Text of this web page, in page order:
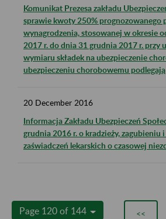
Komunikat Prezesa zakładu
sprawie kwoty 250% prognozowanego
wynagrodzenia, stosowanej w okresie
2017 r. do dnia 31 grudnia 2017 r. przy
wymiaru składek na ubezpieczenie
ubezpieczeniu chorobowemu
20 December 2016
Informacja Zakładu Ubezpieczeń
grudnia 2016 r. o kradzieży, zagubieniu
zaświadczeń lekarskich o czasowej
Page 120 of 144 <<